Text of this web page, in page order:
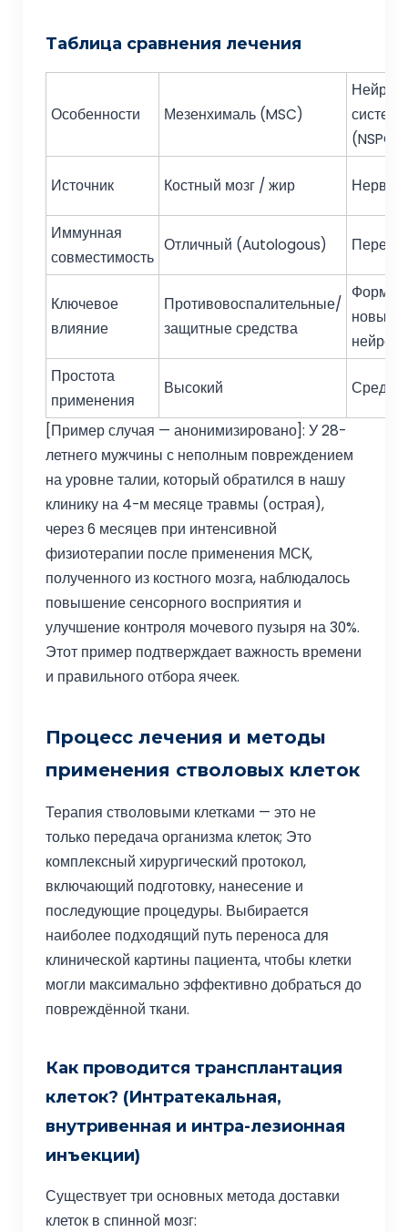
Таблица сравнения лечения
Особенности Мезенхималь (MSC)
система
(NSPC)
Источник Костный мозг / жир
Иммунная
совместимость
Отличный (Autologous)
Ключевое
влияние
Противовоспалительные/
защитные средства
новых
Простота
применения
Высокий Среда
[Пример случая — анонимизировано]: У 28-
летнего мужчины с неполным повреждением
на уровне талии, который обратился в нашу
клинику на 4-м месяце травмы (острая),
через 6 месяцев при интенсивной
физиотерапии после применения МСК,
полученного из костного мозга, наблюдалось
повышение сенсорного восприятия и
улучшение контроля мочевого пузыря на 30%.
Этот пример подтверждает важность времени
и правильного отбора ячеек.
Процесс лечения и методы
применения стволовых клеток
Терапия стволовыми клетками — это не
только передача организма клеток; Это
комплексный хирургический протокол,
включающий подготовку, нанесение и
последующие процедуры. Выбирается
наиболее подходящий путь переноса для
клинической картины пациента, чтобы клетки
могли максимально эффективно добраться до
повреждённой ткани.
Как проводится трансплантация
клеток? (Интратекальная,
внутривенная и интра-лезионная
инъекции)
Существует три основных метода доставки
клеток в спинной мозг: